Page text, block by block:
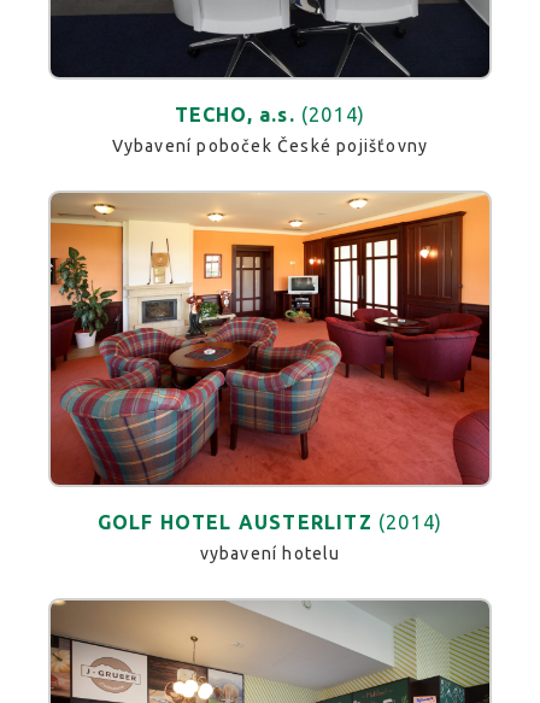
TECHO, a.s. (2014)
Vybavení poboček České pojišťovny
GOLF HOTEL AUSTERLITZ (2014)
vybavení hotelu